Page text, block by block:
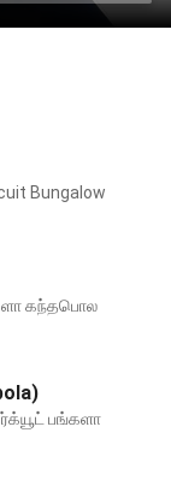
Bungalow
கந்தபொல
பங்களா